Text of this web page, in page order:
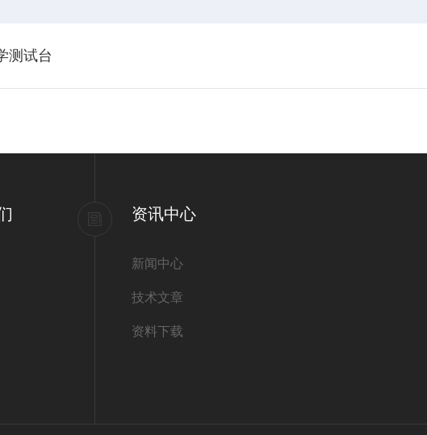
测试台
资讯中心
新闻中心
技术文章
资料下载